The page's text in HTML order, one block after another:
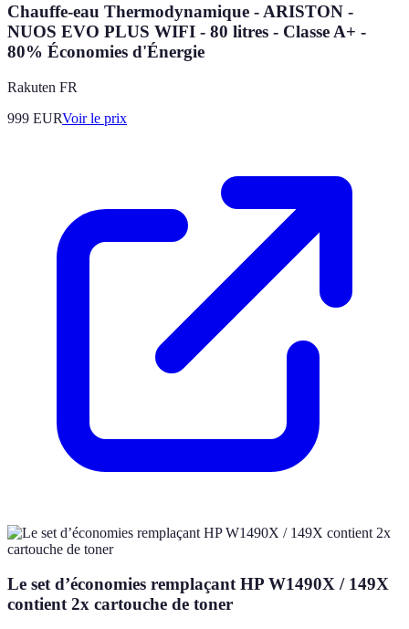
Chauffe-eau Thermodynamique - ARISTON -
NUOS EVO PLUS WIFI - 80 litres - Classe A+ -
80% Économies d'Énergie
Rakuten FR
999 EURVoir le prix
Le set d’économies remplaçant HP W1490X / 149X
contient 2x cartouche de toner